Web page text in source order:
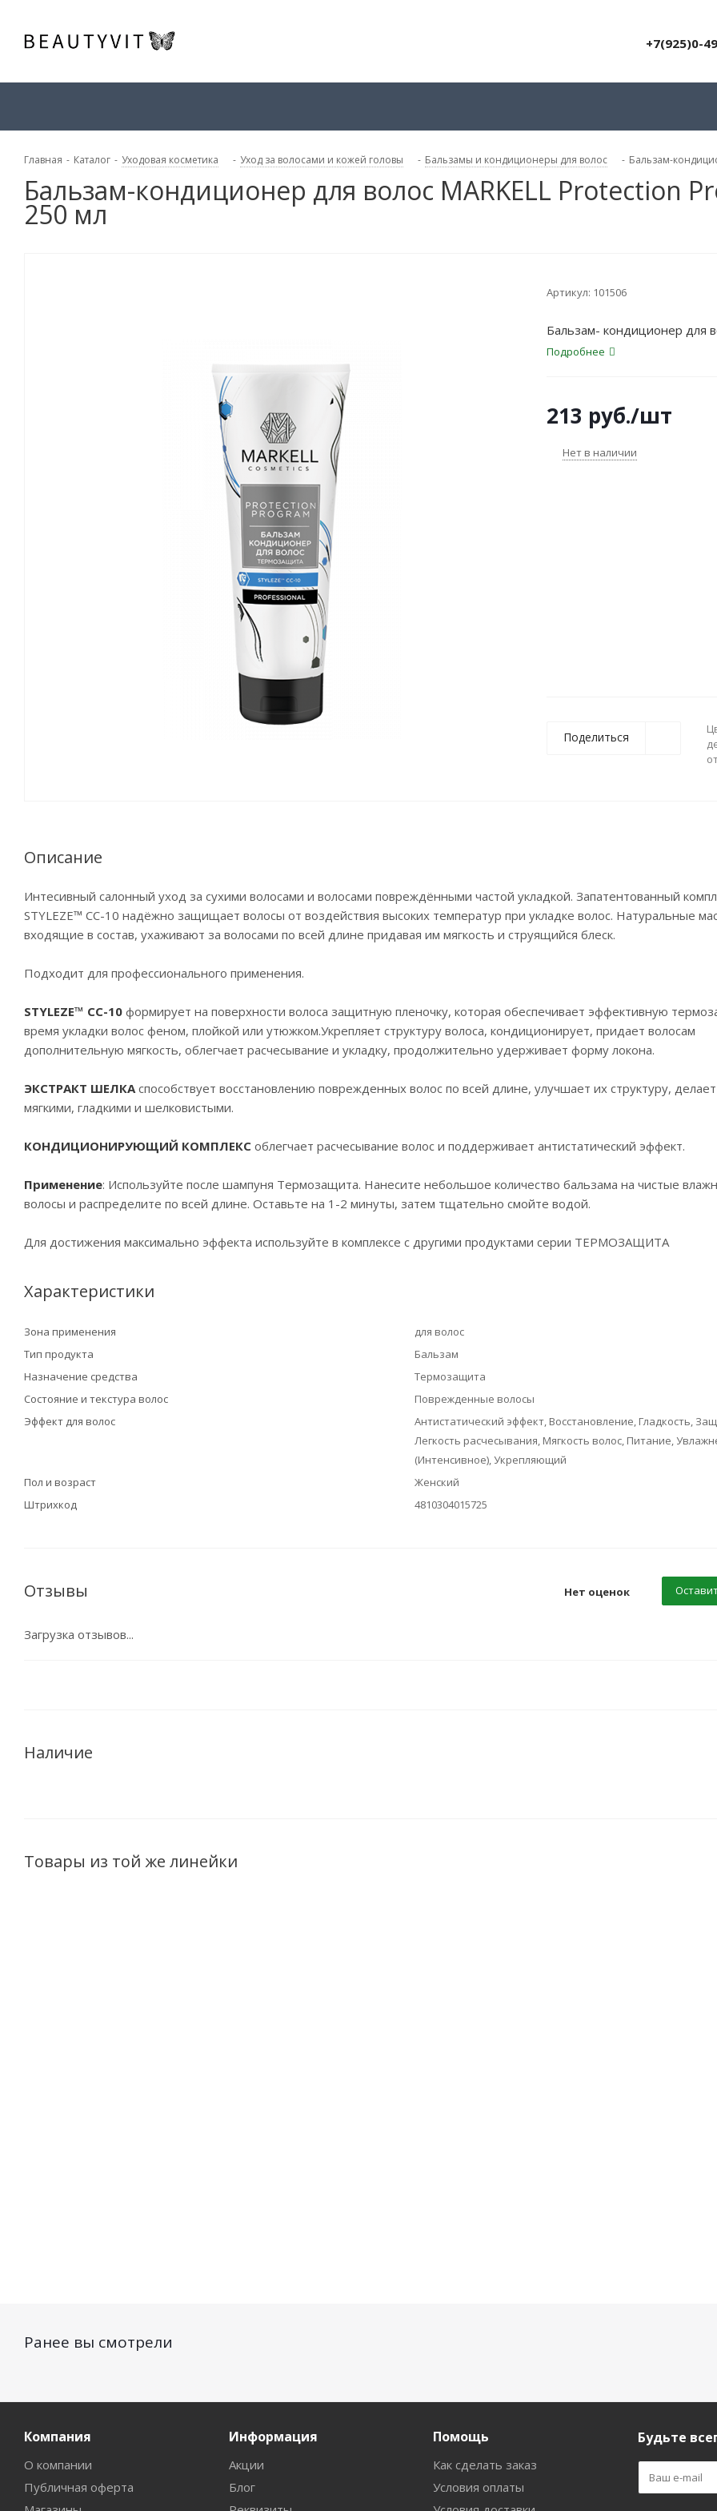
+7(925)0-
Главная - Каталог - Уходовая косметика - Уход за волосами и кожей головы - Бальзамы и кондиционеры для волос - Бальзам-
Бальзам-кондиционер для волос MARKELL Protection
250 мл
Артикул: 101506
Бальзам- кондиционер для
Подробнее
213 руб./шт
Нет в наличии
Поделиться
Описание
Интесивный салонный уход за сухими волосами и волосами повреждёнными частой укладкой. Запатентованный
STYLEZE™ CC-10 надёжно защищает волосы от воздействия высоких температур при укладке волос. Натуральные
входящие в состав, ухаживают за волосами по всей длине придавая им мягкость и струящийся блеск.
Подходит для профессионального применения.
STYLEZE™ CC-10 формирует на поверхности волоса защитную пленочку, которая обеспечивает эффективную
время укладки волос феном, плойкой или утюжком.Укрепляет структуру волоса, кондиционирует, придает волосам
дополнительную мягкость, облегчает расчесывание и укладку, продолжительно удерживает форму локона.
ЭКСТРАКТ ШЕЛКАспособствует восстановлению поврежденных волос по всей длине, улучшает их структуру,
мягкими, гладкими и шелковистыми.
КОНДИЦИОНИРУЮЩИЙ КОМПЛЕКС облегчает расчесывание волос и поддерживает антистатический эффект.
Применение: Используйте после шампуня Термозащита. Нанесите небольшое количество бальзама на чистые
волосы и распределите по всей длине. Оставьте на 1-2 минуты, затем тщательно смойте водой.
Для достижения максимально эффекта используйте в комплексе с другими продуктами серии ТЕРМОЗАЩИТА
Характеристики
Зона применения
для волос
Тип продукта
Бальзам
Назначение средства
Термозащита
Состояние и текстура волос
Поврежденные волосы
Эффект для волос
Антистатический эффект, Восстановление, Гладкость,
Легкость расчесывания, Мягкость волос, Питание,
(Интенсивное), Укрепляющий
Пол и возраст
Женский
Штрихкод
4810304015725
Отзывы Нет оценок
Загрузка отзывов...
Наличие
Товары из той же линейки
Ранее вы смотрели
Компания
О компании
Публичная оферта
Информация
Акции
Блог
Помощь
Как сделать заказ
Условия оплаты
Будьте